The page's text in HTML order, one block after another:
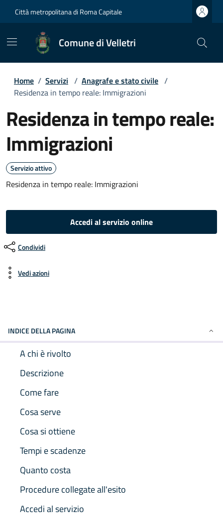
Città metropolitana di Roma Capitale
Comune di Velletri
Home / Servizi / Anagrafe e stato civile /
Residenza in tempo reale: Immigrazioni
Residenza in tempo reale:
Immigrazioni
Servizio attivo
Residenza in tempo reale: Immigrazioni
Accedi al servizio online
Condividi
Vedi azioni
INDICE DELLA PAGINA
A chi è rivolto
Descrizione
Come fare
Cosa serve
Cosa si ottiene
Tempi e scadenze
Quanto costa
Procedure collegate all'esito
Accedi al servizio